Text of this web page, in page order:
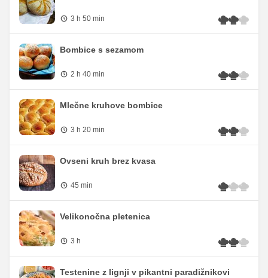
3 h 50 min
Bombice s sezamom
2 h 40 min
Mlečne kruhove bombice
3 h 20 min
Ovseni kruh brez kvasa
45 min
Velikonočna pletenica
3 h
Testenine z lignji v pikantni paradižnikovi